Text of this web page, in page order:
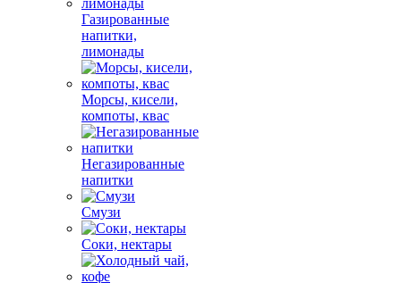
Газированные
напитки,
лимонады
Морсы, кисели,
компоты, квас
Негазированные
напитки
Смузи
Соки, нектары